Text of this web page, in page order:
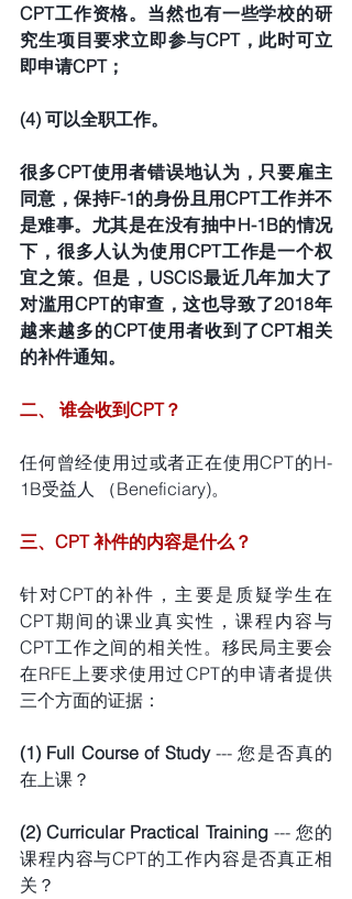
CPT工作资格。当然也有一些学校的研
究生项目要求立即参与CPT，此时可立
即申请CPT；
(4) 可以全职工作。
很多CPT使用者错误地认为，只要雇主
同意，保持F-1的身份且用CPT工作并不
是难事。尤其是在没有抽中H-1B的情况
下，很多人认为使用CPT工作是一个权
宜之策。但是，USCIS最近几年加大了
对滥用CPT的审查，这也导致了2018年
越来越多的CPT使用者收到了CPT相关
的补件通知。
二、 谁会收到CPT？
任何曾经使用过或者正在使用CPT的H-
1B受益人 （Beneficiary)。
三、CPT 补件的内容是什么？
针对CPT的补件，主要是质疑学生在
CPT期间的课业真实性，课程内容与
CPT工作之间的相关性。移民局主要会
在RFE上要求使用过CPT的申请者提供
三个方面的证据：
(1) Full Course of Study --- 您是否真的
在上课？
(2) Curricular Practical Training --- 您的
课程内容与CPT的工作内容是否真正相
关？